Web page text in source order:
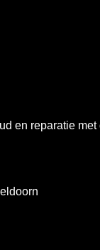
en reparatie met